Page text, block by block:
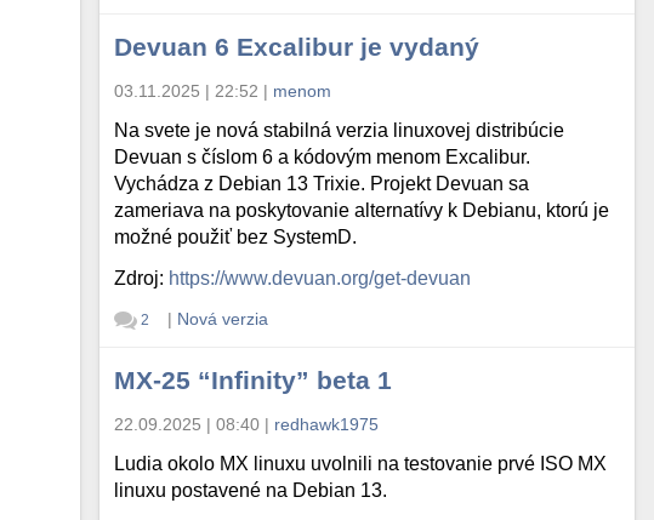
Devuan 6 Excalibur je vydaný
03.11.2025 | 22:52 | menom
Na svete je nová stabilná verzia linuxovej distribúcie
Devuan s číslom 6 a kódovým menom Excalibur.
Vychádza z Debian 13 Trixie. Projekt Devuan sa
zameriava na poskytovanie alternatívy k Debianu, ktorú je
možné použiť bez SystemD.
Zdroj: https://www.devuan.org/get-devuan
2 | Nová verzia
MX-25 “Infinity” beta 1
22.09.2025 | 08:40 | redhawk1975
Ludia okolo MX linuxu uvolnili na testovanie prvé ISO MX
linuxu postavené na Debian 13.